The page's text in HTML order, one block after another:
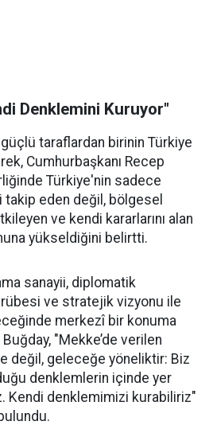
Denklemini Kuruyor"
taraflardan birinin Türkiye
Cumhurbaşkanı Recep
Türkiye'nin sadece
eden değil, bölgesel
ve kendi kararlarını alan
yükseldiğini belirtti.
sanayii, diplomatik
ve stratejik vizyonu ile
merkezî bir konuma
Buğday, "Mekke’de verilen
değil, geleceğe yöneliktir: Biz
denklemlerin içinde yer
Kendi denklemimizi kurabiliriz"